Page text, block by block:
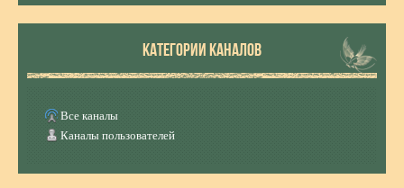
КАТЕГОРИИ КАНАЛОВ
Все каналы
Каналы пользователей